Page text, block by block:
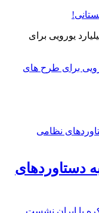
برای طرح های
دستاوردهای